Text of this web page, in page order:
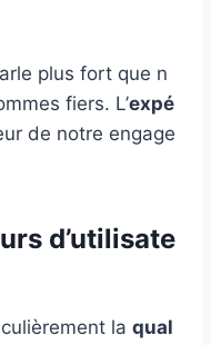
plus fort que n
fiers. L’expé
de notre engage
d’utilisate
la qual